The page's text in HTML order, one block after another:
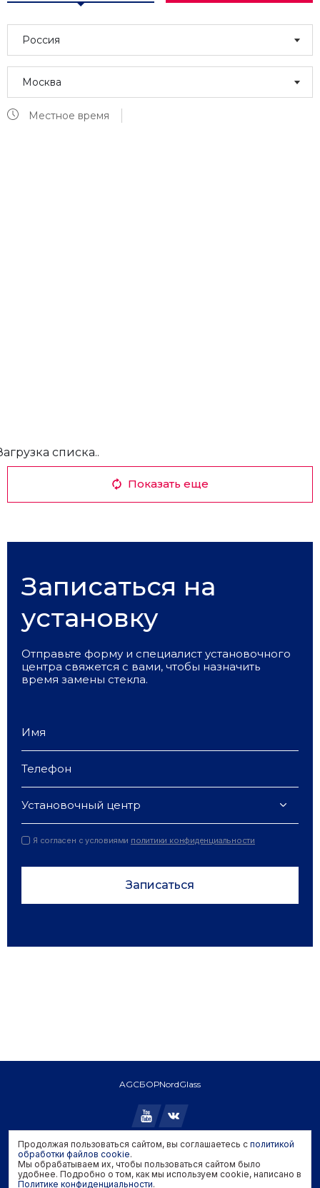
Россия
Москва
Местное время
списка..
Показать еще
Записаться на
установку
Отправьте форму и специалист установочного
центра свяжется с вами, чтобы назначить
время замены стекла.
Установочный центр
Я согласен с условиями политики конфиденциальности
Записаться
AGCБОРNordGlass
Copyright © 2026 AGC. All rights reserved.
Политика конфиденциальности
Политика обработки файлов cookie
Продолжая пользоваться сайтом, вы соглашаетесь с политикой
обработки файлов cookie.
Мы обрабатываем их, чтобы пользоваться сайтом было
удобнее. Подробно о том, как мы используем cookie, написано в
Политике конфиденциальности.